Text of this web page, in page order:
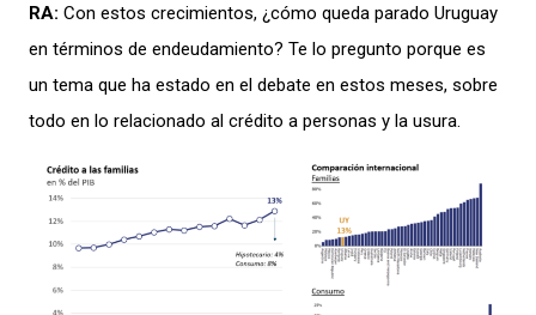
RA: Con estos crecimientos, ¿cómo queda parado Uruguay
en términos de endeudamiento? Te lo pregunto porque es
un tema que ha estado en el debate en estos meses, sobre
todo en lo relacionado al crédito a personas y la usura.